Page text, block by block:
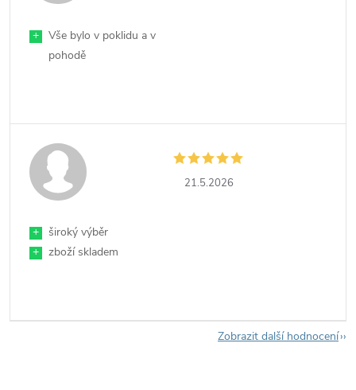
+
Vše bylo v poklidu a v
pohodě
21.5.2026
+
široký výběr
+
zboží skladem
Zobrazit další hodnocení